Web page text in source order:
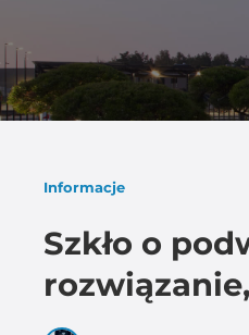
Informacje
Szkło o